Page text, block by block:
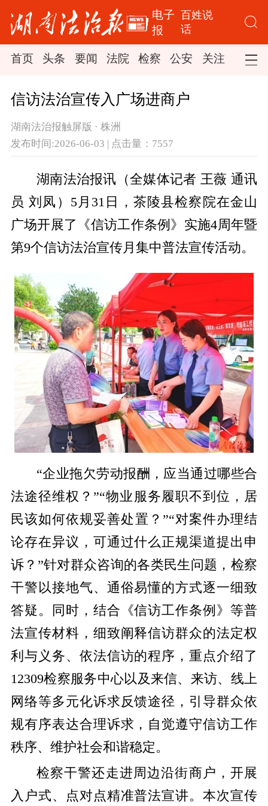
电子
报
百姓说
话
首页 头条 要闻 法院 检察 公安 关注 司法
信访法治宣传入广场进商户
湖南法治报触屏版 · 株洲
发布时间:2026-06-03 | 点击量：7557
湖南法治报讯（全媒体记者 王薇 通讯
员 刘凤）5月31日，茶陵县检察院在金山
广场开展了《信访工作条例》实施4周年暨
第9个信访法治宣传月集中普法宣传活动。
“企业拖欠劳动报酬，应当通过哪些合
法途径维权？”“物业服务履职不到位，居
民该如何依规妥善处置？”“对案件办理结
论存在异议，可通过什么正规渠道提出申
诉？”针对群众咨询的各类民生问题，检察
干警以接地气、通俗易懂的方式逐一细致
答疑。同时，结合《信访工作条例》等普
法宣传材料，细致阐释信访群众的法定权
利与义务、依法信访的程序，重点介绍了
12309检察服务中心以及来信、来访、线上
网络等多元化诉求反馈途径，引导群众依
规有序表达合理诉求，自觉遵守信访工作
秩序、维护社会和谐稳定。
检察干警还走进周边沿街商户，开展
入户式、点对点精准普法宣讲。本次宣传